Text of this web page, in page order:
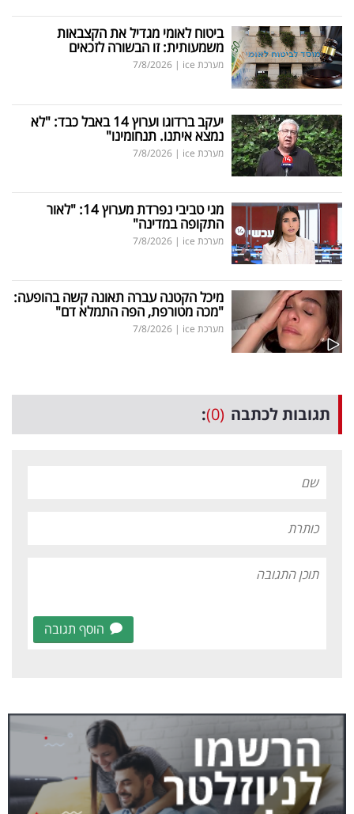
ביטוח לאומי מגדיל את הקצבאות
משמעותית: זו הבשורה לזכאים
מערכת ice |
7/8/2026
יעקב ברדוגו וערוץ 14 באבל כבד: "לא
נמצא איתנו. תנחומינו"
מערכת ice |
7/8/2026
מגי טביבי נפרדת מערוץ 14: "לאור
התקופה במדינה"
מערכת ice |
7/8/2026
מיכל הקטנה עברה תאונה קשה בהופעה:
"מכה מטורפת, הפה התמלא דם"
מערכת ice |
7/8/2026
תגובות לכתבה (0)
:
הוסף תגובה